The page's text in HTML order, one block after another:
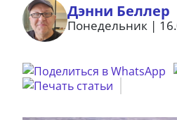
Дэнни Беллер
Понедельник |